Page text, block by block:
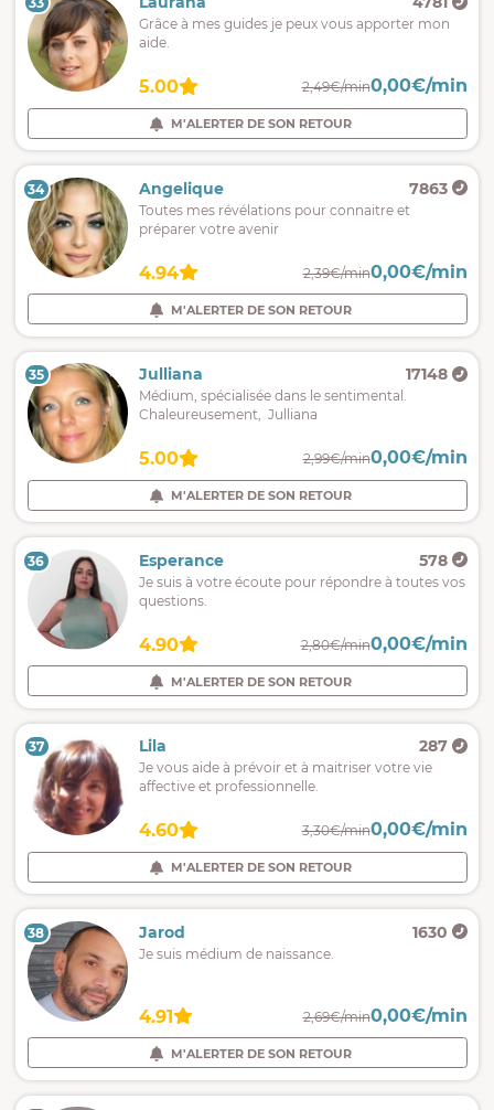
Grâce à mes guides je peux vous apporter mon
aide.
5.00 2,49€/min0,00€/min
M'ALERTER DE SON RETOUR
34 Angelique 7863
Toutes mes révélations pour connaitre et
préparer votre avenir
4.94 2,39€/min0,00€/min
M'ALERTER DE SON RETOUR
35 Julliana 17148
Médium, spécialisée dans le sentimental.
Chaleureusement, Julliana
5.00 2,99€/min0,00€/min
M'ALERTER DE SON RETOUR
36 Esperance 578
Je suis à votre écoute pour répondre à toutes vos
questions.
4.90 2,80€/min0,00€/min
M'ALERTER DE SON RETOUR
37 Lila 287
Je vous aide à prévoir et à maitriser votre vie
affective et professionnelle.
4.60 3,30€/min0,00€/min
M'ALERTER DE SON RETOUR
38 Jarod 1630
Je suis médium de naissance.
4.91 2,69€/min0,00€/min
M'ALERTER DE SON RETOUR